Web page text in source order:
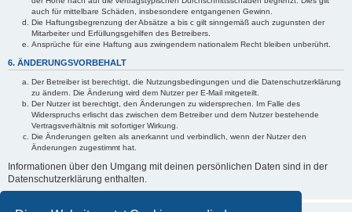
auch für mittelbare Schäden, insbesondere entgangenen Gewinn.
Die Haftungsbegrenzung der Absätze a bis c gilt sinngemäß auch zugunsten der
Mitarbeiter und Erfüllungsgehilfen des Betreibers.
Ansprüche für eine Haftung aus zwingendem nationalem Recht bleiben unberührt.
6. ÄNDERUNGSVORBEHALT
Der Betreiber ist berechtigt, die Nutzungsbedingungen und die Datenschutzerklärung
zu ändern. Die Änderung wird dem Nutzer per E-Mail mitgeteilt.
Der Nutzer ist berechtigt, den Änderungen zu widersprechen. Im Falle des
Widerspruchs erlischt das zwischen dem Betreiber und dem Nutzer bestehende
Vertragsverhältnis mit sofortiger Wirkung.
Die Änderungen gelten als anerkannt und verbindlich, wenn der Nutzer den
Änderungen zugestimmt hat.
Informationen über den Umgang mit deinen persönlichen Daten sind in der
Datenschutzerklärung enthalten.